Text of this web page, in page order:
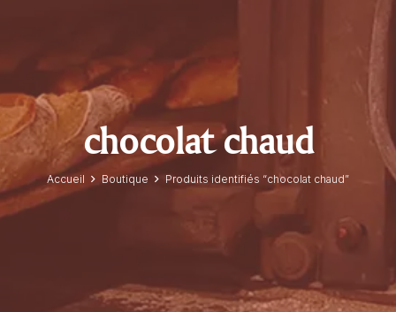
chocolat chaud
Accueil Boutique Produits identifiés “chocolat chaud”